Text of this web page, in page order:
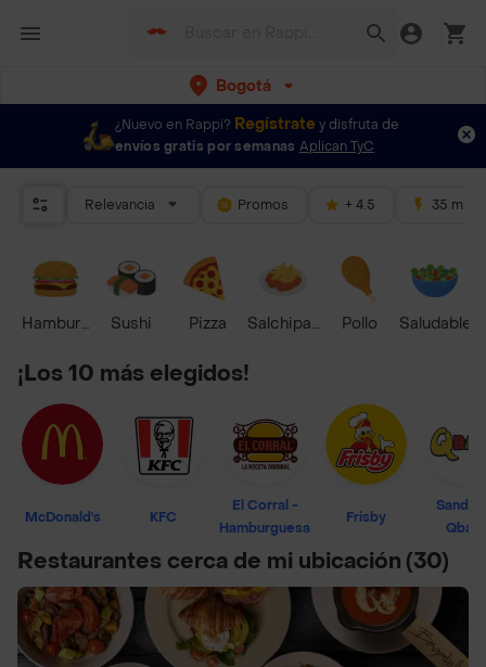
Bogotá
¿Nuevo en Rappi? Regístrate y disfruta de
envíos gratis por semanas Aplican TyC
Relevancia Promos + 4.5 35 mins
HamburguesaSushi Pizza Salchipapas Pollo Saludable
¡Los 10 más elegidos!
McDonald's KFC
El Corral -
Hamburguesa
Frisby
Restaurantes cerca de mi ubicación (30)